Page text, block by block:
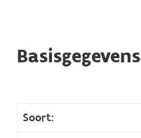
Basisgegevens
Soort: